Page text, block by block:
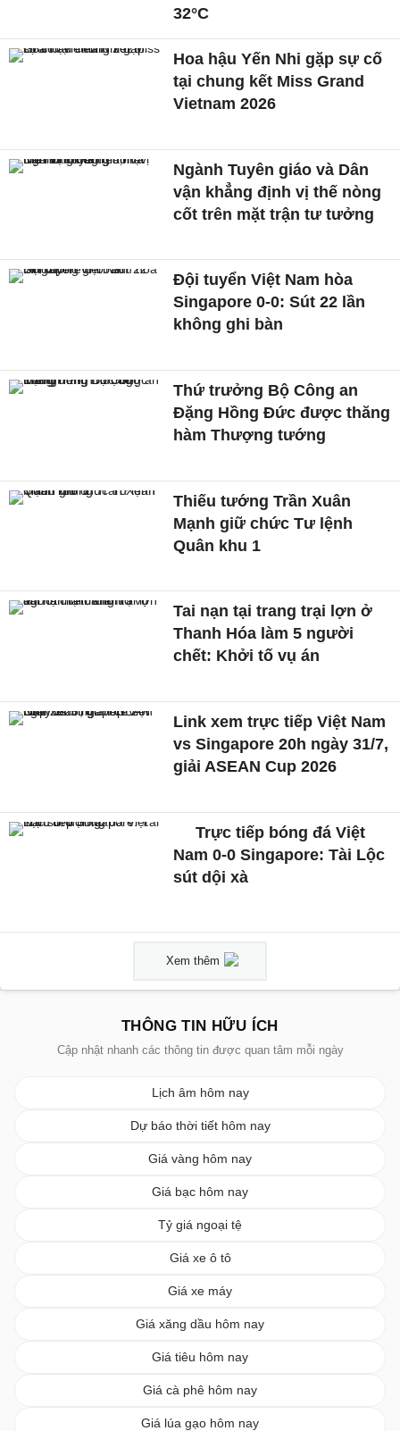
32°C
Hoa hậu Yến Nhi gặp sự cố
tại chung kết Miss Grand
Vietnam 2026
Ngành Tuyên giáo và Dân
vận khẳng định vị thế nòng
cốt trên mặt trận tư tưởng
Đội tuyển Việt Nam hòa
Singapore 0-0: Sút 22 lần
không ghi bàn
Thứ trưởng Bộ Công an
Đặng Hồng Đức được thăng
hàm Thượng tướng
Thiếu tướng Trần Xuân
Mạnh giữ chức Tư lệnh
Quân khu 1
Tai nạn tại trang trại lợn ở
Thanh Hóa làm 5 người
chết: Khởi tố vụ án
Link xem trực tiếp Việt Nam
vs Singapore 20h ngày 31/7,
giải ASEAN Cup 2026
Trực tiếp bóng đá Việt
Nam 0-0 Singapore: Tài Lộc
sút dội xà
Xem thêm
THÔNG TIN HỮU ÍCH
Cập nhật nhanh các thông tin được quan tâm mỗi ngày
Lịch âm hôm nay
Dự báo thời tiết hôm nay
Giá vàng hôm nay
Giá bạc hôm nay
Tỷ giá ngoại tệ
Giá xe ô tô
Giá xe máy
Giá xăng dầu hôm nay
Giá tiêu hôm nay
Giá cà phê hôm nay
Giá lúa gạo hôm nay